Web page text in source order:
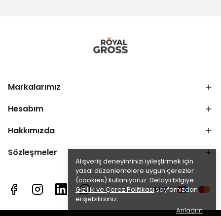
Alışveriş deneyiminizi iyileştirmek için
yasal düzenlemelere uygun çerezler
(cookies) kullanıyoruz. Detaylı bilgiye
Gizlilik ve Çerez Politikasısayfamızdan
erişebilirsiniz.
Anladım
Markalarımız
Hesabım
Hakkımızda
Sözleşmeler